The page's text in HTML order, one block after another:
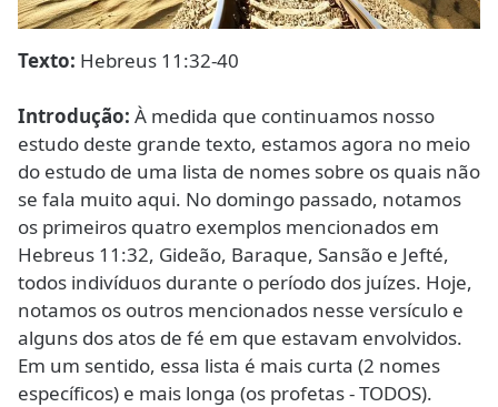
Texto: Hebreus 11:32-40
Introdução: À medida que continuamos nosso
estudo deste grande texto, estamos agora no meio
do estudo de uma lista de nomes sobre os quais não
se fala muito aqui. No domingo passado, notamos
os primeiros quatro exemplos mencionados em
Hebreus 11:32, Gideão, Baraque, Sansão e Jefté,
todos indivíduos durante o período dos juízes. Hoje,
notamos os outros mencionados nesse versículo e
alguns dos atos de fé em que estavam envolvidos.
Em um sentido, essa lista é mais curta (2 nomes
específicos) e mais longa (os profetas - TODOS).